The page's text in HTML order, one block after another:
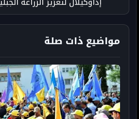
مواضيع ذات صلة